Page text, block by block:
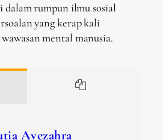
dalam rumpun ilmu sosial
yang kerap kali
mental manusia.
Avezahra